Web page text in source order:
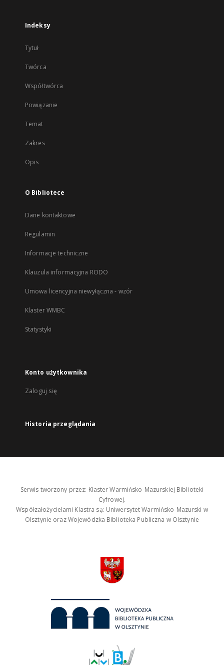
Indeksy
Tytuł
Twórca
Współtwórca
Powiązanie
Temat
Zakres
Opis
O Bibliotece
Dane kontaktowe
Regulamin
Informacje techniczne
Klauzula informacyjna RODO
Umowa licencyjna niewyłączna - wzór
Klaster WMBC
Statystyki
Konto użytkownika
Zaloguj się
Historia przeglądania
Serwis tworzony przez: Klaster Warmińsko-Mazurskiej Biblioteki
Cyfrowej.
Współzałożycielami Klastra są: Uniwersytet Warmińsko-Mazurski w
Olsztynie oraz Wojewódzka Biblioteka Publiczna w Olsztynie